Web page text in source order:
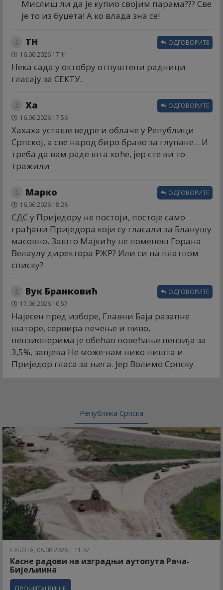
Мислиш ли да је купио својим парама??? Све
је то из буџета! А ко влада зна се!
ТН
16.06.2026 17:11
Нека сада у октобру отпуштени радници
гласају за СЕКТУ.
ОДГОВОРИТЕ
Ха
16.06.2026 17:56
Хахаха усташе ведре и облаче у Републици
Српској, а све народ биро браво за глупане... И
треба да вам раде шта хоће, јер сте ви то
тражили
ОДГОВОРИТЕ
Марко
16.06.2026 18:28
СДС у Приједору не постоји, постоје само
грађани Приједора који су гласали за Бланушу
масовно. Зашто Мајкићу не поменеш Горана
Велаулу директора РЖР? Или си на платном
списку?
ОДГОВОРИТЕ
Вук Бранковић
17.06.2026 10:57
Најесен пред изборе, Главни Баја разапне
шаторе, сервира печење и пиво,
пензионерима је обећао повећање пензија за
3,5%, запјева Не може нам нико ништа и
Приједор гласа за њега. Јер Волимо Српску.
ОДГОВОРИТЕ
Република Српска
СУБОТА, 08.08.2026 | 11:37
Касне радови на изградњи аутопута Рача-
Бијељиина